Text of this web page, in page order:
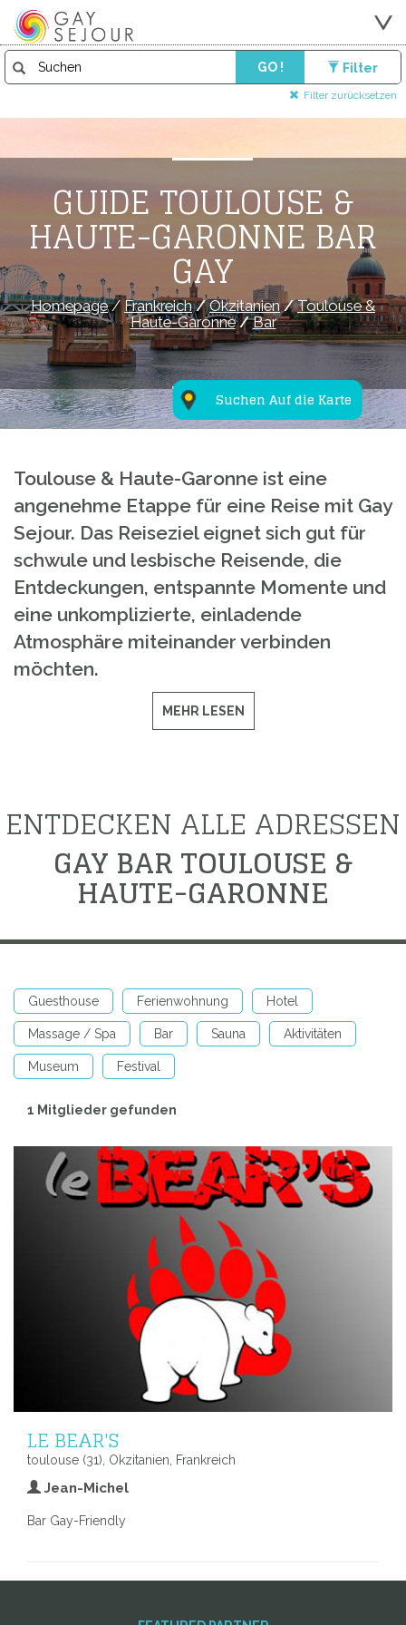
GO ! Filter
Filter zurücksetzen
Suchen Auf die Karte
GUIDE TOULOUSE &
HAUTE-GARONNE BAR
GAY
Homepage/ Frankreich/Okzitanien/Toulouse &
Haute-Garonne/Bar
Toulouse & Haute-Garonne ist eine
angenehme Etappe für eine Reise mit Gay
Sejour. Das Reiseziel eignet sich gut für
schwule und lesbische Reisende, die
Entdeckungen, entspannte Momente und
eine unkomplizierte, einladende
Atmosphäre miteinander verbinden
möchten.
MEHR LESEN
ENTDECKEN ALLE ADRESSEN
GAY BAR TOULOUSE &
HAUTE-GARONNE
Guesthouse Ferienwohnung Hotel
Massage / Spa Bar Sauna Aktivitäten
Museum Festival
1 Mitglieder gefunden
LE BEAR'S
toulouse (31), Okzitanien, Frankreich
Jean-Michel
Bar Gay-Friendly